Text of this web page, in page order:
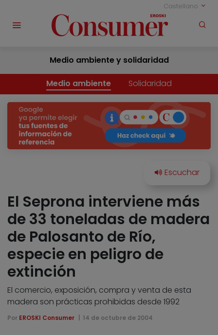
Castellano
Medio ambiente y solidaridad
Medio ambiente Solidaridad
El Seprona interviene más
de 33 toneladas de madera
de Palosanto de Río,
especie en peligro de
extinción
El comercio, exposición, compra y venta de esta
madera son prácticas prohibidas desde 1992
Por EROSKI Consumer 14 de octubre de 2004